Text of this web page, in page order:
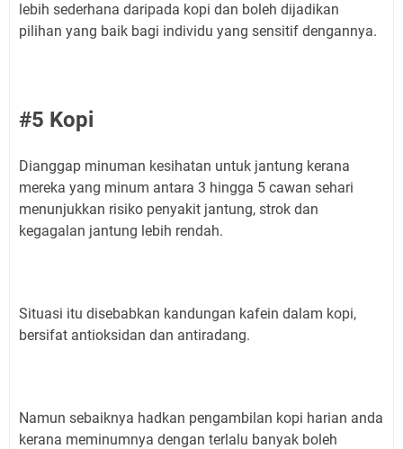
lebih sederhana daripada kopi dan boleh dijadikan
pilihan yang baik bagi individu yang sensitif dengannya.
#5 Kopi
Dianggap minuman kesihatan untuk jantung kerana
mereka yang minum antara 3 hingga 5 cawan sehari
menunjukkan risiko penyakit jantung, strok dan
kegagalan jantung lebih rendah.
Situasi itu disebabkan kandungan kafein dalam kopi,
bersifat antioksidan dan antiradang.
Namun sebaiknya hadkan pengambilan kopi harian anda
kerana meminumnya dengan terlalu banyak boleh